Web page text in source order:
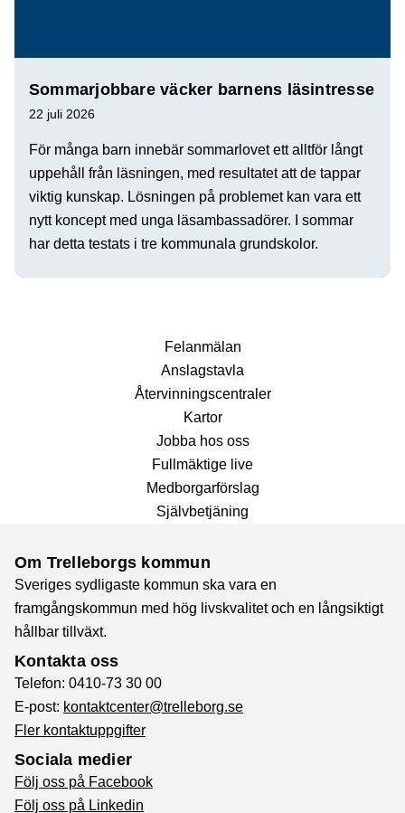
Sommarjobbare väcker barnens läsintresse
22 juli 2026
För många barn innebär sommarlovet ett alltför långt
uppehåll från läsningen, med resultatet att de tappar
viktig kunskap. Lösningen på problemet kan vara ett
nytt koncept med unga läsambassadörer. I sommar
har detta testats i tre kommunala grundskolor.
Fel­anmälan
Anslags­tavla
Återvinnings­centraler
Kartor
Jobba hos oss
Fullmäktige live
Medborgarförslag
Självbetjäning
Om Trelleborgs kommun
Sveriges sydligaste kommun ska vara en
framgångskommun med hög livskvalitet och en långsiktigt
hållbar tillväxt.
Kontakta oss
Telefon: 0410-73 30 00
E-post: kontaktcenter@trelleborg.se
Fler kontaktuppgifter
Sociala medier
Följ oss på Facebook
Följ oss på Linkedin